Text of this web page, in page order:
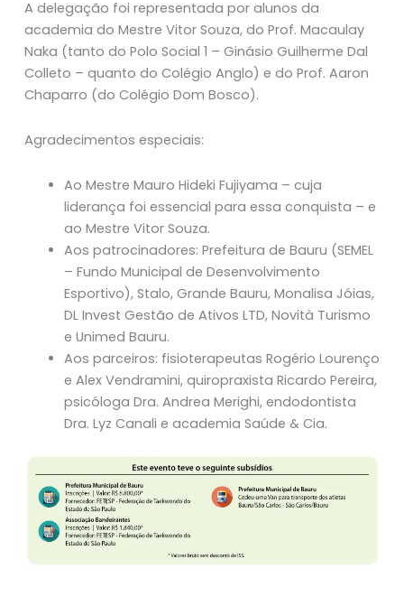
A delegação foi representada por alunos da
academia do Mestre Vitor Souza, do Prof. Macaulay
Naka (tanto do Polo Social 1 – Ginásio Guilherme Dal
Colleto – quanto do Colégio Anglo) e do Prof. Aaron
Chaparro (do Colégio Dom Bosco).
Agradecimentos especiais:
Ao Mestre Mauro Hideki Fujiyama – cuja
liderança foi essencial para essa conquista – e
ao Mestre Vitor Souza.
Aos patrocinadores: Prefeitura de Bauru (SEMEL
– Fundo Municipal de Desenvolvimento
Esportivo), Stalo, Grande Bauru, Monalisa Jóias,
DL Invest Gestão de Ativos LTD, Novità Turismo
e Unimed Bauru.
Aos parceiros: fisioterapeutas Rogério Lourenço
e Alex Vendramini, quiropraxista Ricardo Pereira,
psicóloga Dra. Andrea Merighi, endodontista
Dra. Lyz Canali e academia Saúde & Cia.